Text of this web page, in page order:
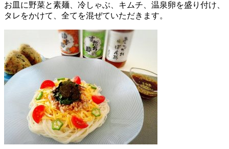
お皿に野菜と素麺、冷しゃぶ、キムチ、温泉卵を盛り付け、
タレをかけて、全てを混ぜていただきます。